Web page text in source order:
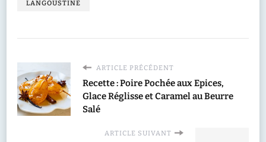
LANGOUSTINE
ARTICLE PRÉCÉDENT
Recette : Poire Pochée aux Epices,
Glace Réglisse et Caramel au Beurre
Salé
ARTICLE SUIVANT